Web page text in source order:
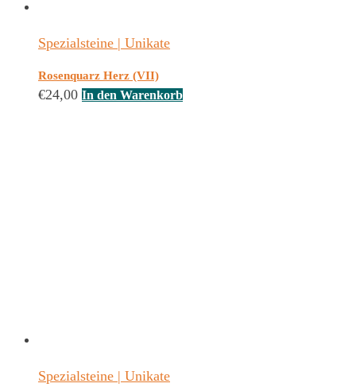
Spezialsteine | Unikate
Rosenquarz Herz (VII)
€24,00 In den Warenkorb
Spezialsteine | Unikate